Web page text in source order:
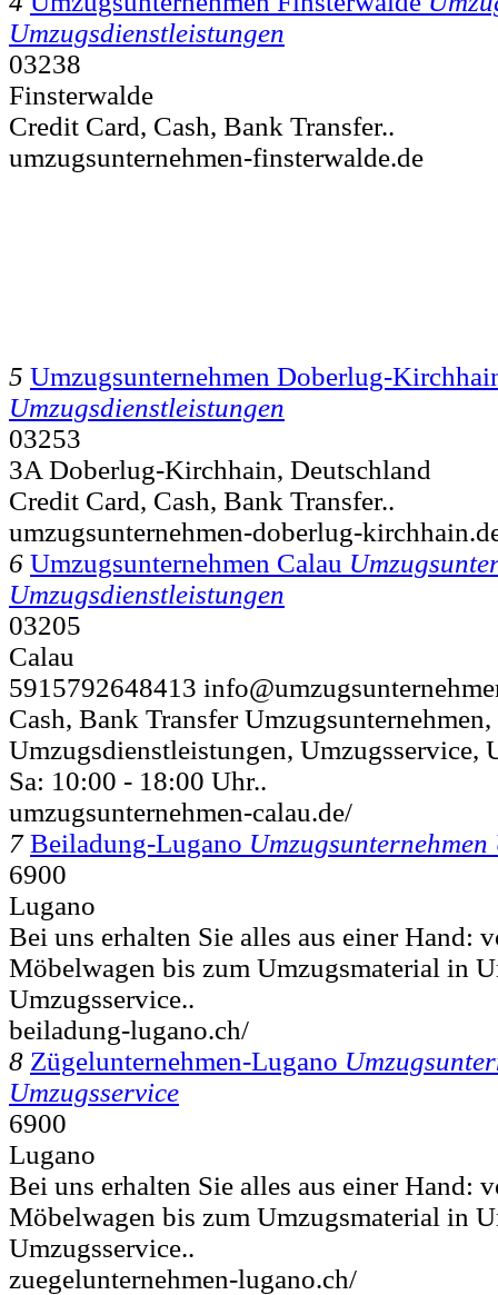
Umzugsdienstleistungen
03238
Finsterwalde
Credit Card, Cash, Bank Transfer..
umzugsunternehmen-finsterwalde.de
5 Umzugsunternehmen Doberlug-
Umzugsdienstleistungen
03253
3A Doberlug-Kirchhain, Deutschland
Credit Card, Cash, Bank Transfer..
umzugsunternehmen-doberlug-
6 Umzugsunternehmen Calau
Umzugsdienstleistungen
03205
Calau
5915792648413
Cash, Bank Transfer Umzugsunternehmen,
Umzugsdienstleistungen, Umzugsservice,
Sa: 10:00 - 18:00 Uhr..
umzugsunternehmen-calau.de/
7 Beiladung-Lugano Umzugsunternehmen
6900
Lugano
Bei uns erhalten Sie alles aus einer Hand:
Möbelwagen bis zum Umzugsmaterial in
Umzugsservice..
beiladung-lugano.ch/
8 Zügelunternehmen-Lugano
Umzugsservice
6900
Lugano
Bei uns erhalten Sie alles aus einer Hand:
Möbelwagen bis zum Umzugsmaterial in
Umzugsservice..
zuegelunternehmen-lugano.ch/